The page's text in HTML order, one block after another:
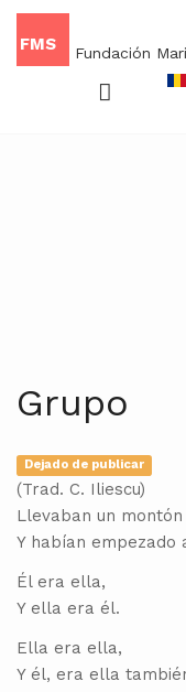
FMS Fundación
Grupo
Dejado de publicar
(Trad. C. Iliescu)
Llevaban un
Y habían empezado
Él era ella,
Y ella era él.
Ella era ella,
Y él, era ella